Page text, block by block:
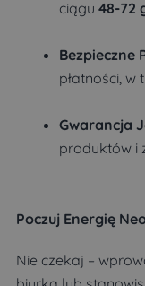
ciągu 48-72
Bezpieczne
płatności, w
Gwarancja
produktów i
Poczuj Energię
Nie czekaj –